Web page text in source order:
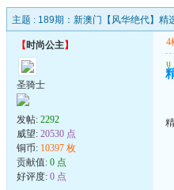
主题 : 189期：新澳门【风华绝代】精
【时尚公主】
圣骑士
发帖: 2292
威望: 20530 点
铜币: 10397 枚
贡献值: 0 点
好评度: 0 点
4
u